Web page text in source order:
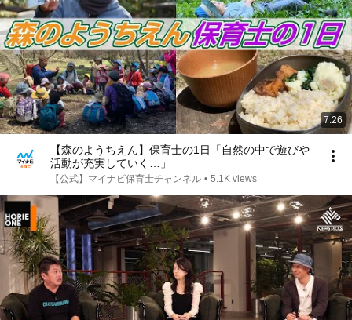
7:26
【森のようちえん】保育士の1日「自然の中で遊びや
活動が充実していく…」
【公式】マイナビ保育士チャンネル • 5.1K views